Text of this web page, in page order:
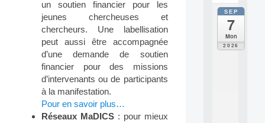
un soutien financier pour les
jeunes chercheuses et
chercheurs. Une labellisation
peut aussi être accompagnée
d’une demande de soutien
financier pour des missions
d’intervenants ou de participants
à la manifestation.
Pour en savoir plus…
Réseaux MaDICS: pour mieux
SEP
7
Mon
2026